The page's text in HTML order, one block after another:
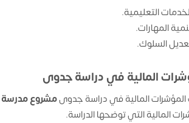
التعليمية.
المهارات.
السلوك.
المالية في دراسة جدوى
المالية في دراسة جدوىمشروعمدرسة
المالية التي توضحها الدراسة.